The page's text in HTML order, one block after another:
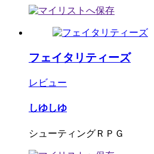
フェイタリティーズ
レビュー
しゆしゆ
シューティングＲＰＧ